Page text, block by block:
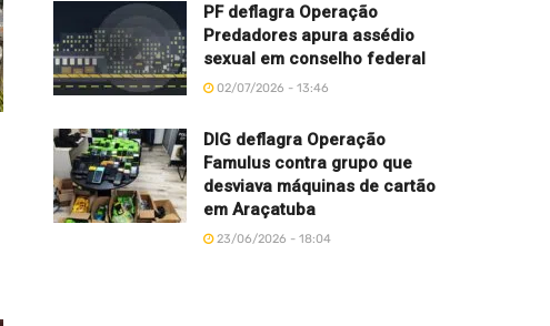
PF deflagra Operação
Predadores apura assédio
sexual em conselho federal
02/07/2026 - 13:46
DIG deflagra Operação
Famulus contra grupo que
desviava máquinas de cartão
em Araçatuba
23/06/2026 - 18:04